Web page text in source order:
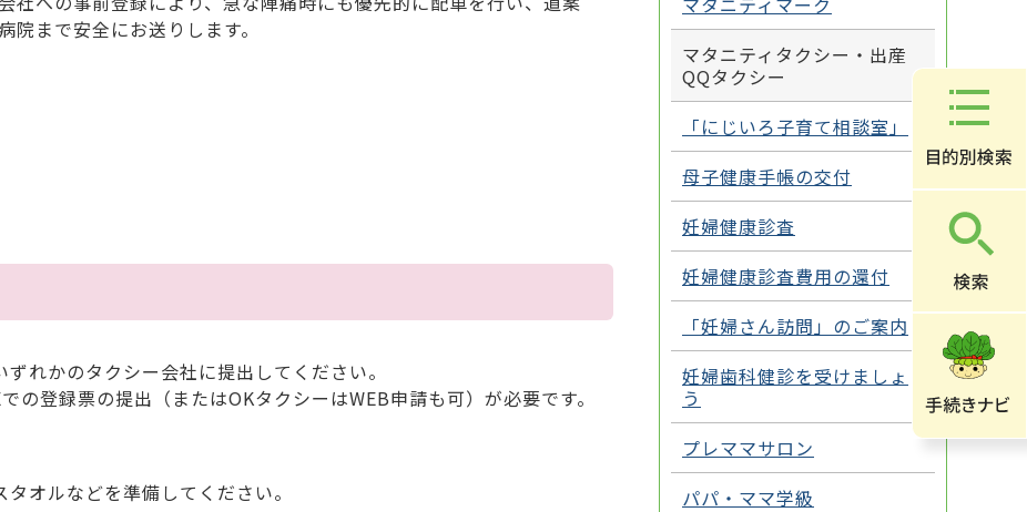
院まで安全にお送りします。
れかのタクシー会社に提出してください。
登録票の提出（またはOKタクシーはWEB申請も可）が必要です。
オルなどを準備してください。
マタニティタクシー・出産
QQタクシー
「にじいろ子育て相談室」
母子健康手帳の交付
妊婦健康診査
妊婦健康診査費用の還付
「妊婦さん訪問」のご案内
妊婦歯科健診を受けましょ
う
プレママサロン
パパ・ママ学級